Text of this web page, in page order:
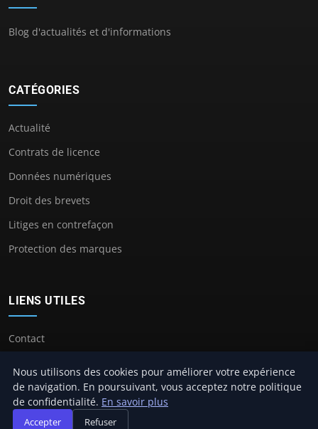
Blog d'actualités et d'informations
CATÉGORIES
Actualité
Contrats de licence
Données numériques
Droit des brevets
Litiges en contrefaçon
Protection des marques
LIENS UTILES
Contact
© 2026 Avocat Propriete Intellectuelle. Tous droits réservés.
À proposMentions légales
Nous utilisons des cookies pour améliorer votre expérience
de navigation. En poursuivant, vous acceptez notre politique
de confidentialité. En savoir plus
Accepter Refuser